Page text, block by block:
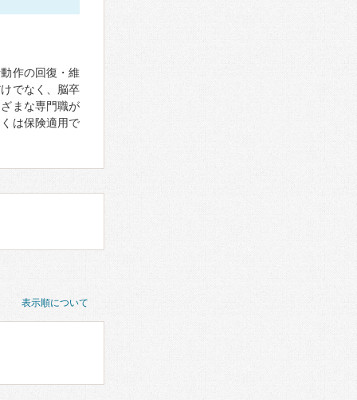
作の回復・維
でなく、脳卒
まな専門職が
は保険適用で
表示順について